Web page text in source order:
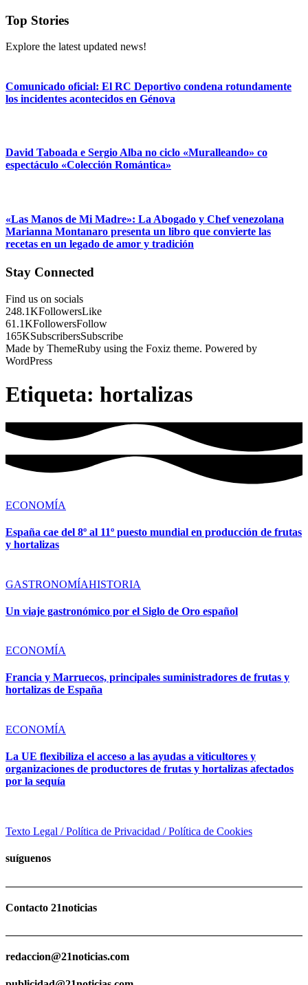
Top Stories
Explore the latest updated news!
Comunicado oficial: El RC Deportivo condena rotundamente
los incidentes acontecidos en Génova
David Taboada e Sergio Alba no ciclo «Muralleando» co
espectáculo «Colección Romántica»
«Las Manos de Mi Madre»: La Abogado y Chef venezolana
Marianna Montanaro presenta un libro que convierte las
recetas en un legado de amor y tradición
Stay Connected
Find us on socials
248.1KFollowersLike
61.1KFollowersFollow
165KSubscribersSubscribe
Made by ThemeRuby using the Foxiz theme. Powered by
WordPress
Etiqueta: hortalizas
ECONOMÍA
España cae del 8º al 11º puesto mundial en producción de frutas
y hortalizas
GASTRONOMÍAHISTORIA
Un viaje gastronómico por el Siglo de Oro español
ECONOMÍA
Francia y Marruecos, principales suministradores de frutas y
hortalizas de España
ECONOMÍA
La UE flexibiliza el acceso a las ayudas a viticultores y
organizaciones de productores de frutas y hortalizas afectados
por la sequía
Texto Legal / Política de Privacidad / Política de Cookies
suíguenos
Contacto 21noticias
redaccion@21noticias.com